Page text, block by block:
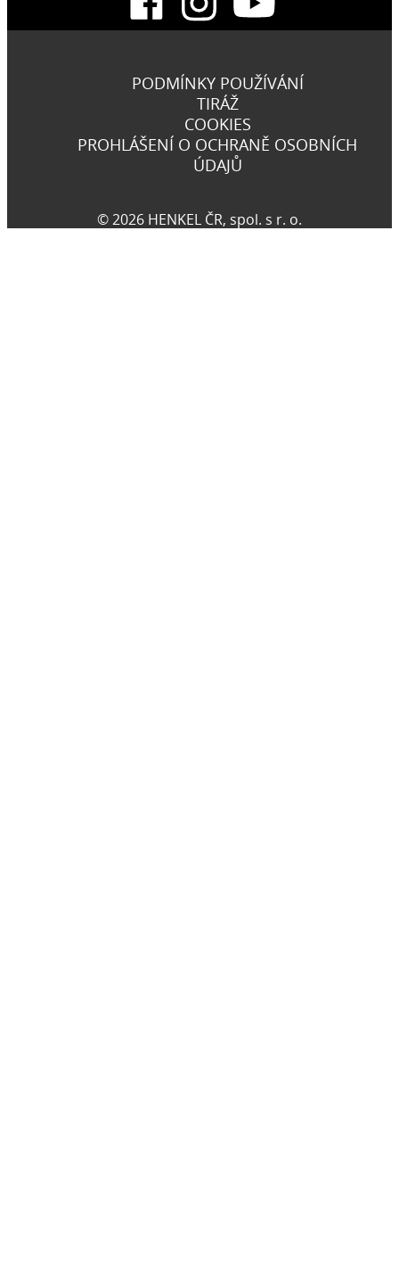
PODMÍNKY POUŽÍVÁNÍ
TIRÁŽ
COOKIES
PROHLÁŠENÍ O OCHRANĚ OSOBNÍCH
ÚDAJŮ
© 2026 HENKEL ČR, spol. s r. o.